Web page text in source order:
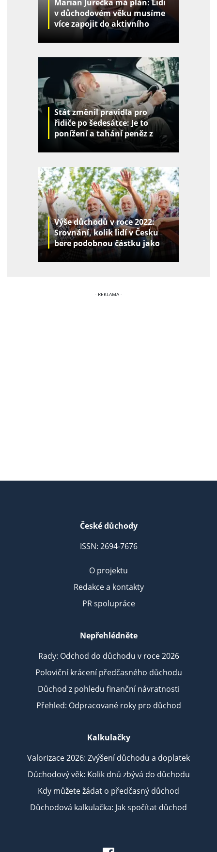
Marian Jurečka má plán: Lidi
v důchodovém věku musíme
více zapojit do aktivního
Stát změnil pravidla pro
řidiče po šedesátce: Je to
ponížení a tahání peněz z
Výše důchodů v roce 2022:
Srovnání, kolik lidí v Česku
bere podobnou částku jako
České důchody
ISSN: 2694-7676
O projektu
Redakce a kontakty
PR spolupráce
Nepřehlédněte
Rady: Odchod do důchodu v roce 2026
Poloviční krácení předčasného důchodu
Důchod z pohledu finanční návratnosti
Přehled: Odpracované roky pro důchod
Kalkulačky
Valorizace 2026: Zvýšení důchodu a doplatek
Důchodový věk: Kolik dnů zbývá do důchodu
Kdy můžete žádat o předčasný důchod
Důchodová kalkulačka: Jak spočítat důchod